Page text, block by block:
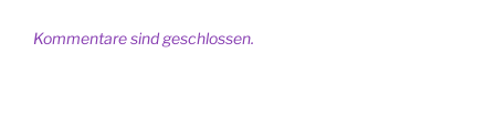
Kommentare sind geschlossen.